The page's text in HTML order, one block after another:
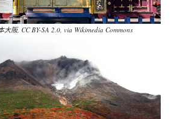
阪, CC BY-SA 2.0, via Wikimedia Commons